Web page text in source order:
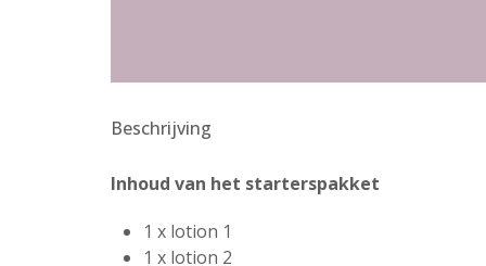
Beschrijving
Inhoud van het starterspakket
1 x lotion 1
1 x lotion 2